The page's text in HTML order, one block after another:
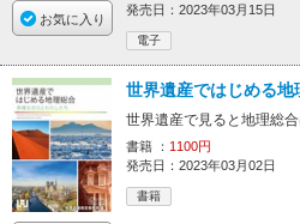
お気に入り
発売日：2023年03月15日
電子
世界遺産ではじめる地
世界遺産で見ると地理総
書籍 ： 1100円
発売日：2023年03月02日
書籍